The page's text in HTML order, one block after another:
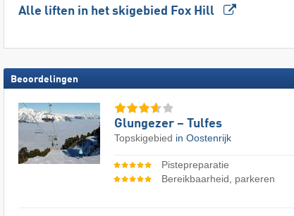
Alle liften in het skigebied Fox Hill
Beoordelingen
Glungezer – Tulfes
Topskigebied in Oostenrijk
Pistepreparatie
Bereikbaarheid, parkeren